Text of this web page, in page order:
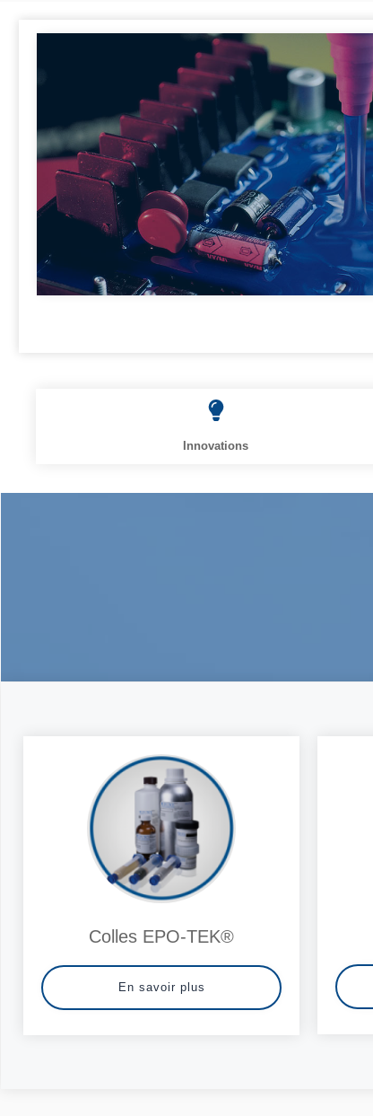
Innovations
Colles EPO-TEK®
En savoir plus